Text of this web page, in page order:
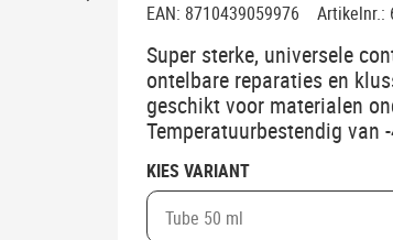
EAN: 8710439059976 Artikelnr.:
Super sterke, universele
ontelbare reparaties en
geschikt voor materialen
Temperatuurbestendig van
KIES VARIANT
Tube 50 ml